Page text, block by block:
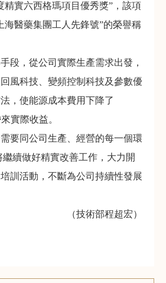
精實六西格瑪項目優秀獎”，該項
海醫藥集團工人先鋒號”的榮譽稱
段，從公司實際生產需求出發，
風科技、變頻控制科技及參數優
，使能源成本費用下降了
實際收益。
要同公司生產、經營的每一個環
續做好精實改善工作，大力開
訓活動，不斷為公司持續性發展
（技術部程超宏）